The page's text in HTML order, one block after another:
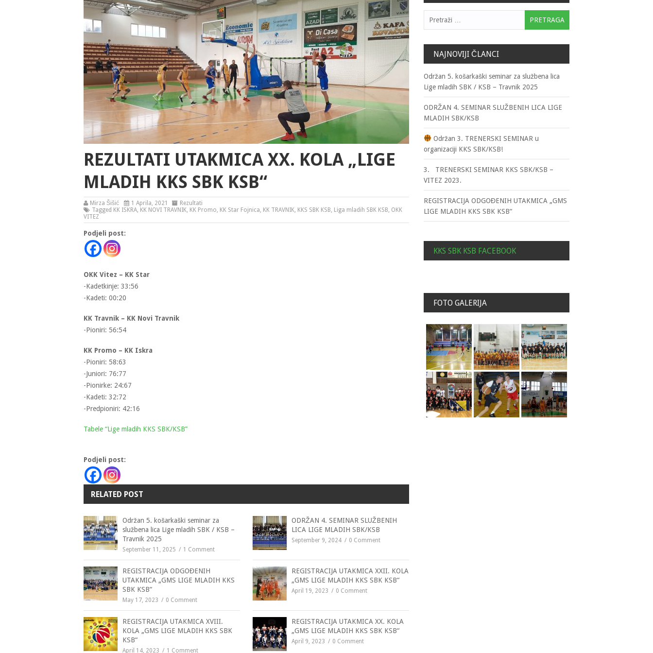
REZULTATI UTAKMICA XX. KOLA „LIGE
MLADIH KKS SBK KSB“
Mirza Šišić 1 Aprila, 2021
Rezultati
Tagged KK ISKRA, KK NOVI TRAVNIK, KK Promo, KK Star Fojnica, KK TRAVNIK, KKS SBK KSB, Liga mladih SBK KSB, OKK
VITEZ
Podjeli post:
OKK Vitez – KK Star
-Kadetkinje: 33:56
-Kadeti: 00:20
KK Travnik – KK Novi Travnik
-Pioniri: 56:54
KK Promo – KK Iskra
-Pioniri: 58:63
-Juniori: 76:77
-Pionirke: 24:67
-Kadeti: 32:72
-Predpioniri: 42:16
Tabele “Lige mladih KKS SBK/KSB”
Podjeli post:
RELATED POST
Održan 5. košarkaški seminar za
službena lica Lige mladih SBK / KSB –
Travnik 2025
September 11, 2025 1 Comment
ODRŽAN 4. SEMINAR SLUŽBENIH
LICA LIGE MLADIH SBK/KSB
September 9, 2024 0 Comment
REGISTRACIJA ODGOĐENIH
UTAKMICA „GMS LIGE MLADIH KKS
SBK KSB“
May 17, 2023 0 Comment
REGISTRACIJA UTAKMICA XXII. KOLA
„GMS LIGE MLADIH KKS SBK KSB“
April 19, 2023 0 Comment
REGISTRACIJA UTAKMICA XVIII.
KOLA „GMS LIGE MLADIH KKS SBK
KSB“
April 14, 2023 1 Comment
REGISTRACIJA UTAKMICA XX. KOLA
„GMS LIGE MLADIH KKS SBK KSB“
April 9, 2023 0 Comment
NAJNOVIJI ČLANCI
Održan 5. košarkaški seminar za službena lica
Lige mladih SBK / KSB – Travnik 2025
ODRŽAN 4. SEMINAR SLUŽBENIH LICA LIGE
MLADIH SBK/KSB
Održan 3. TRENERSKI SEMINAR u
organizaciji KKS SBK/KSB!
3. TRENERSKI SEMINAR KKS SBK/KSB –
VITEZ 2023.
REGISTRACIJA ODGOĐENIH UTAKMICA „GMS
LIGE MLADIH KKS SBK KSB“
KKS SBK KSB FACEBOOK
FOTO GALERIJA